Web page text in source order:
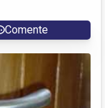
Comente